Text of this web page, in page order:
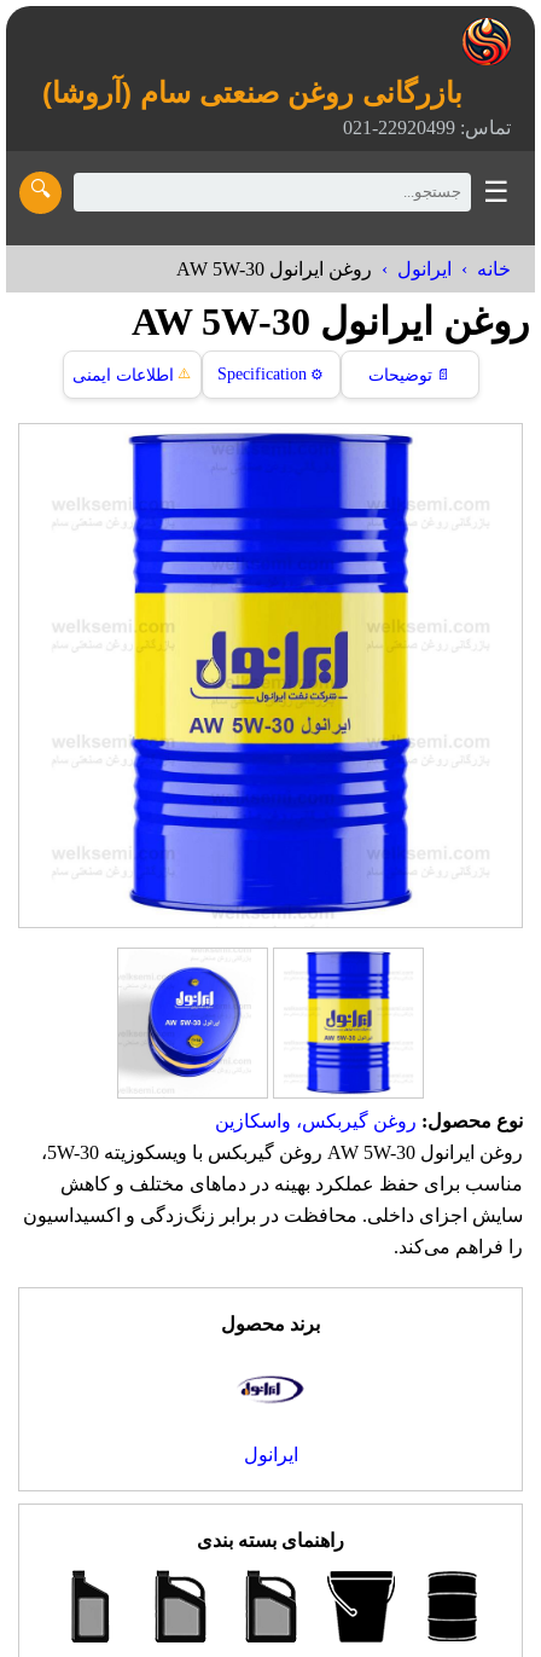
بازرگانی روغن صنعتی سام (آروشا)
تماس: 22920499-021
☰
🔍
خانه ایرانول روغن ایرانول AW 5W-30
روغن ایرانول AW 5W-30
📄 توضیحات ⚙️
Specification
⚠️ اطلاعات ایمنی
نوع محصول: روغن گیربکس، واسکازین
روغن ایرانول AW 5W-30 روغن گیربکس با ویسکوزیته 5W-30،
مناسب برای حفظ عملکرد بهینه در دماهای مختلف و کاهش
سایش اجزای داخلی. محافظت در برابر زنگ‌زدگی و اکسیداسیون
را فراهم می‌کند.
برند محصول
ایرانول
راهنمای بسته بندی